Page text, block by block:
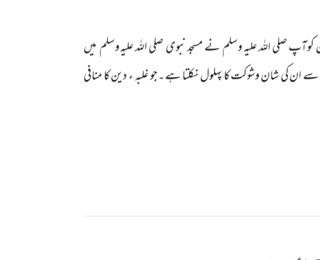
صلی اللہ علیہ وسلم نے مسجد نبوی صلی اللہ علیہ وسلم میں
ان کی شان وشوکت کا پہلول نکلتا ہے ۔جو غلبہ ء دین کا منافی